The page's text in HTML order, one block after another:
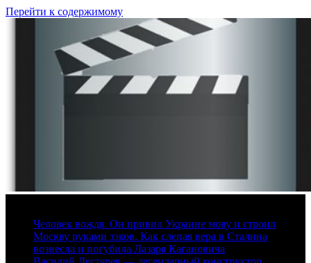
Перейти к содержимому
Человек вождя. Он привил Украине мову и строил
Москву руками зэков. Как слепая вера в Сталина
вознесла и погубила Лазаря Кагановича